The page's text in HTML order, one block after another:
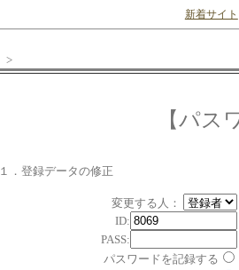
新着サイト
>
【パス
１．登録データの修正
変更する人：
ID:
PASS:
パスワードを記録する